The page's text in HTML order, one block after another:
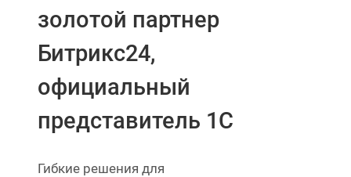
золотой партнер
Битрикс24,
официальный
представитель 1С
Гибкие решения для